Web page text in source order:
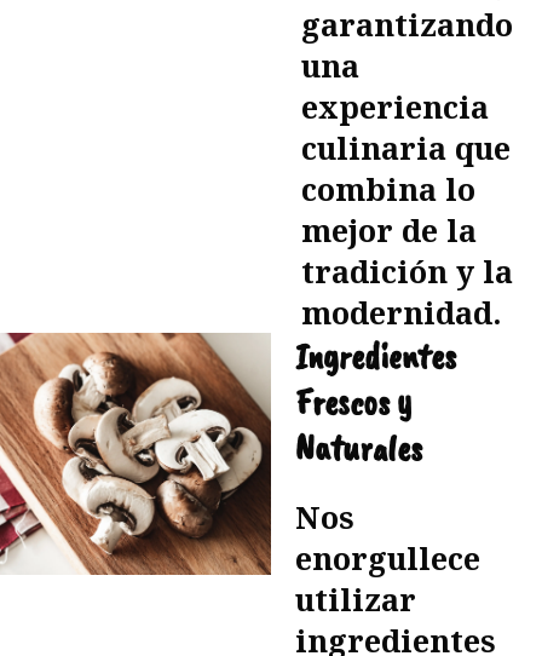
garantizando
una
experiencia
culinaria que
combina lo
mejor de la
tradición y la
modernidad.
Ingredientes
Frescos y
Naturales
Nos
enorgullece
utilizar
ingredientes